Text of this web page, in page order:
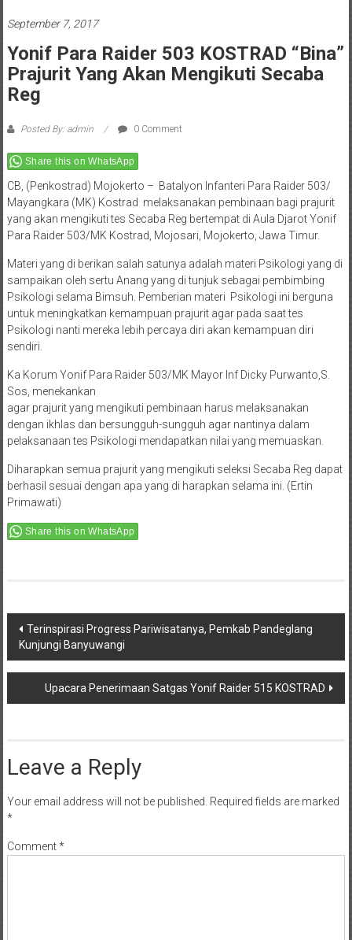
September 7, 2017
Yonif Para Raider 503 KOSTRAD “Bina”
Prajurit Yang Akan Mengikuti Secaba
Reg
Posted By: admin 0 Comment
Share this on WhatsApp
CB, (Penkostrad) Mojokerto – Batalyon Infanteri Para Raider 503/
Mayangkara (MK) Kostrad melaksanakan pembinaan bagi prajurit
yang akan mengikuti tes Secaba Reg bertempat di Aula Djarot Yonif
Para Raider 503/MK Kostrad, Mojosari, Mojokerto, Jawa Timur.
Materi yang di berikan salah satunya adalah materi Psikologi yang di
sampaikan oleh sertu Anang yang di tunjuk sebagai pembimbing
Psikologi selama Bimsuh. Pemberian materi Psikologi ini berguna
untuk meningkatkan kemampuan prajurit agar pada saat tes
Psikologi nanti mereka lebih percaya diri akan kemampuan diri
sendiri.
Ka Korum Yonif Para Raider 503/MK Mayor Inf Dicky Purwanto,S.
Sos, menekankan
agar prajurit yang mengikuti pembinaan harus melaksanakan
dengan ikhlas dan bersungguh-sungguh agar nantinya dalam
pelaksanaan tes Psikologi mendapatkan nilai yang memuaskan.
Diharapkan semua prajurit yang mengikuti seleksi Secaba Reg dapat
berhasil sesuai dengan apa yang di harapkan selama ini. (Ertin
Primawati)
Share this on WhatsApp
Post
navigation
Terinspirasi Progress Pariwisatanya, Pemkab Pandeglang
Kunjungi Banyuwangi
Upacara Penerimaan Satgas Yonif Raider 515 KOSTRAD
Leave a Reply
Your email address will not be published. Required fields are marked
*
Comment*